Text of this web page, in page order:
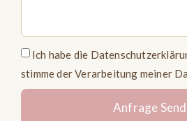
Ich habe die
stimme der Verarbeitung meiner
Anfrage